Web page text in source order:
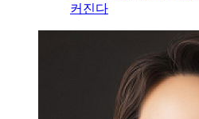
커진다